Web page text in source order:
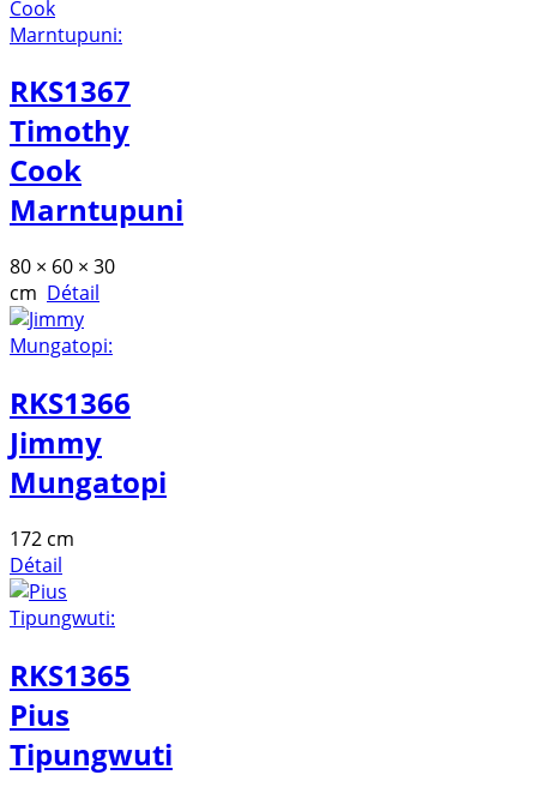
RKS1367
Timothy
Cook
Marntupuni
80 × 60 × 30
cm Détail
RKS1366
Jimmy
Mungatopi
172 cm
Détail
RKS1365
Pius
Tipungwuti